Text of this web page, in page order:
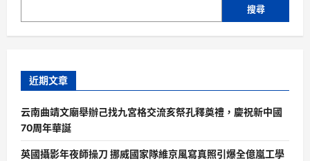
搜尋
近期文章
云南曲靖文廟舉辦己找九宮格交流亥祭孔釋奠禮，慶祝新中國
70周年華誕
英國攝影年夜師操刀 挪威國家隊維京風寫真照引爆全億嵐工學